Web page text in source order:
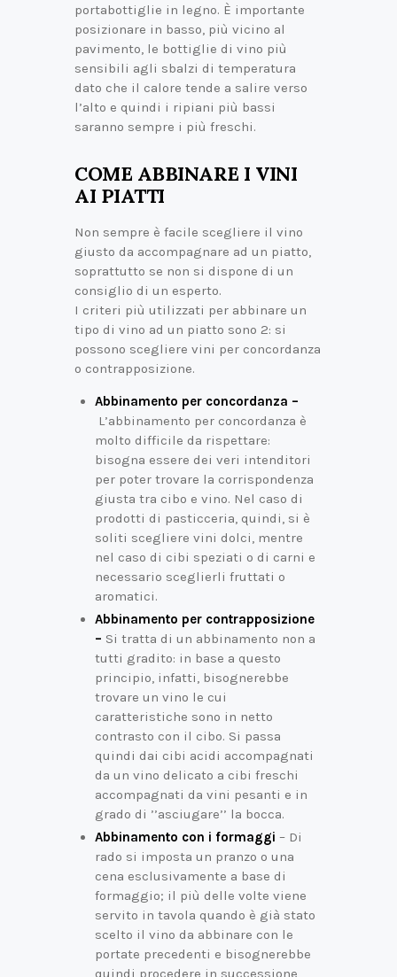
portabottiglie in legno. È importante
posizionare in basso, più vicino al
pavimento, le bottiglie di vino più
sensibili agli sbalzi di temperatura
dato che il calore tende a salire verso
l’alto e quindi i ripiani più bassi
saranno sempre i più freschi.
COME ABBINARE I VINI
AI PIATTI
Non sempre è facile scegliere il vino
giusto da accompagnare ad un piatto,
soprattutto se non si dispone di un
consiglio di un esperto.
I criteri più utilizzati per abbinare un
tipo di vino ad un piatto sono 2: si
possono scegliere vini per concordanza
o contrapposizione.
Abbinamento per concordanza –
L’abbinamento per concordanza è
molto difficile da rispettare:
bisogna essere dei veri intenditori
per poter trovare la corrispondenza
giusta tra cibo e vino. Nel caso di
prodotti di pasticceria, quindi, si è
soliti scegliere vini dolci, mentre
nel caso di cibi speziati o di carni e
necessario sceglierli fruttati o
aromatici.
Abbinamento per contrapposizione
– Si tratta di un abbinamento non a
tutti gradito: in base a questo
principio, infatti, bisognerebbe
trovare un vino le cui
caratteristiche sono in netto
contrasto con il cibo. Si passa
quindi dai cibi acidi accompagnati
da un vino delicato a cibi freschi
accompagnati da vini pesanti e in
grado di ’’asciugare’’ la bocca.
Abbinamento con i formaggi – Di
rado si imposta un pranzo o una
cena esclusivamente a base di
formaggio; il più delle volte viene
servito in tavola quando è già stato
scelto il vino da abbinare con le
portate precedenti e bisognerebbe
quindi procedere in successione